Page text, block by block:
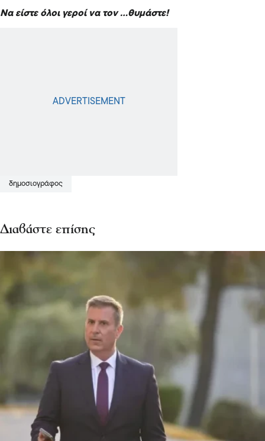
Να είστε όλοι γεροί να τον …θυμάστε!
δημοσιογράφος
Διαβάστε επίσης